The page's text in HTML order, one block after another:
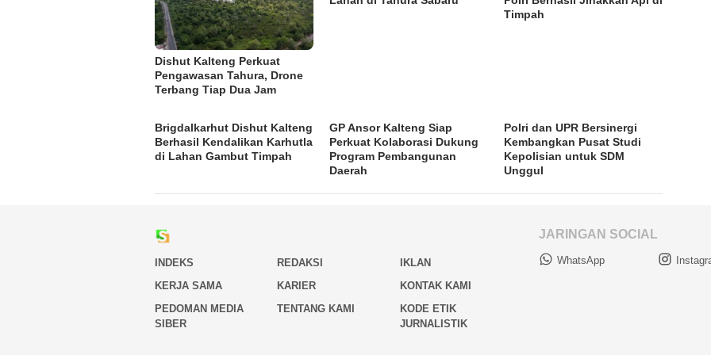
Dishut Kalteng Perkuat
Pengawasan Tahura, Drone
Terbang Tiap Dua Jam
Timpah
Brigdalkarhut Dishut Kalteng
Berhasil Kendalikan Karhutla
di Lahan Gambut Timpah
GP Ansor Kalteng Siap
Perkuat Kolaborasi Dukung
Program Pembangunan
Daerah
Polri dan UPR Bersinergi
Kembangkan Pusat Studi
Kepolisian untuk SDM
Unggul
INDEKS REDAKSI
IKLAN
KERJA SAMA
KARIER
KONTAK KAMI
PEDOMAN MEDIA
SIBER
TENTANG KAMI
KODE ETIK
JURNALISTIK
JARINGAN SOCIAL
WhatsApp